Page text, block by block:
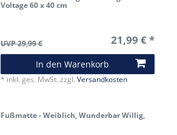
Voltage 60 x 40 cm
UVP 29,99 € 21,99 € *
In den Warenkorb
* inkl. ges. MwSt. zzgl.Versandkosten
Fußmatte - Weiblich, Wunderbar Willig,